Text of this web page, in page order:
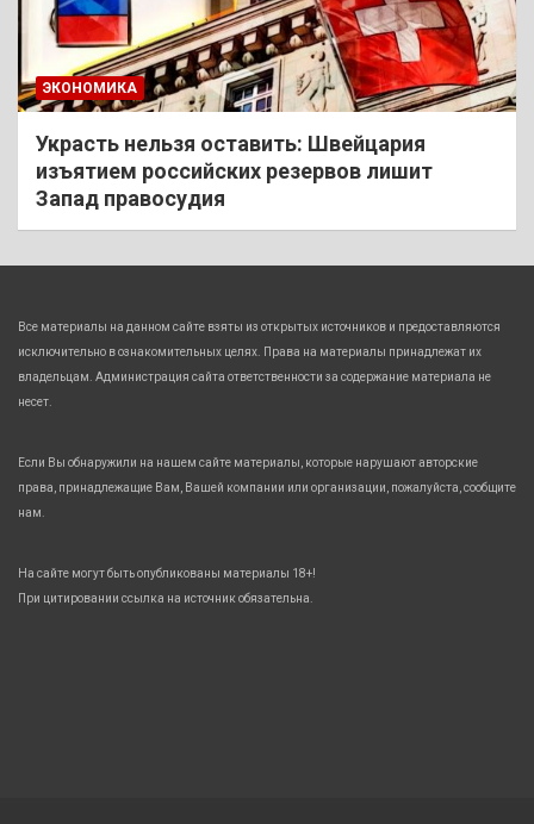
ЭКОНОМИКА
Украсть нельзя оставить: Швейцария
изъятием российских резервов лишит
Запад правосудия
Все материалы на данном сайте взяты из открытых источников и предоставляются
исключительно в ознакомительных целях. Права на материалы принадлежат их
владельцам. Администрация сайта ответственности за содержание материала не
несет.
Если Вы обнаружили на нашем сайте материалы, которые нарушают авторские
права, принадлежащие Вам, Вашей компании или организации, пожалуйста, сообщите
нам.
На сайте могут быть опубликованы материалы 18+!
При цитировании ссылка на источник обязательна.